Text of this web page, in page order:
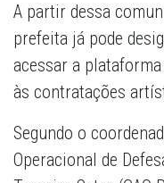
A partir dessa
prefeita já pode
acessar a
às contratações
Segundo o
Operacional de